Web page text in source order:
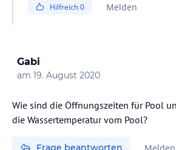
Hilfreich0 Melden
Gabi
am 19. August 2020
Wie sind die Öffnungszeiten für Pool
die Wassertemperatur vom Pool?
Frage beantworten